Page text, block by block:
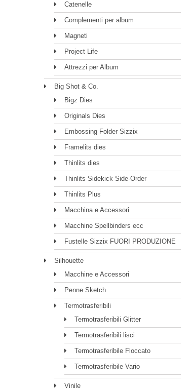
Catenelle
Complementi per album
Magneti
Project Life
Attrezzi per Album
Big Shot & Co.
Bigz Dies
Originals Dies
Embossing Folder Sizzix
Framelits dies
Thinlits dies
Thinlits Sidekick Side-Order
Thinlits Plus
Macchina e Accessori
Macchine Spellbinders ecc
Fustelle Sizzix FUORI PRODUZIONE
Silhouette
Macchine e Accessori
Penne Sketch
Termotrasferibili
Termotrasferibili Glitter
Termotrasferibili lisci
Termotrasferibile Floccato
Termotrasferibile Vario
Vinile